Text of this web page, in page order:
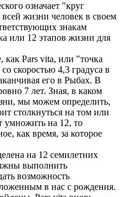
означает "круг
жизни человек в своем
знакам
или 12 этапов жизни для
как Pars vita, или "точка
скоростью 4,3 градуса в
его в Рыбах. В
7 лет. Зная, в каком
мы можем определить,
столкнуться на том или
умножить на 12, то
как время, за которое
на 12 семилетних
выполнить
возможность
в нас с рождения.